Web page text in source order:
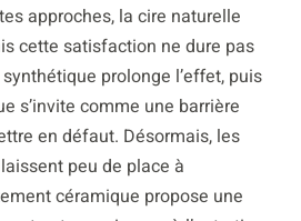
approches, la cire naturelle
cette satisfaction ne dure pas
prolonge l’effet, puis
s’invite comme une barrière
en défaut. Désormais, les
peu de place à
céramique propose une